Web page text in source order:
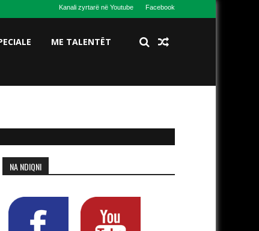
Kanali zyrtarë në Youtube Facebook
ME TALENTËT
NA NDIQNI